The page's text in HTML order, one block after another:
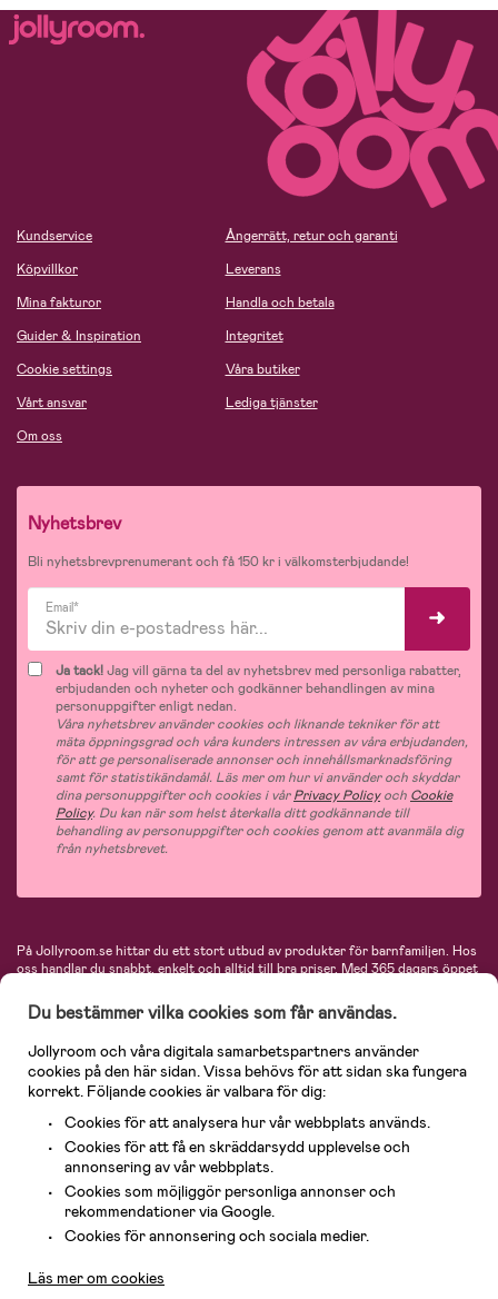
Kundservice
Köpvillkor
Mina fakturor
Guider & Inspiration
Cookie settings
Vårt ansvar
Om oss
Ångerrätt, retur och garanti
Leverans
Handla och betala
Integritet
Våra butiker
Lediga tjänster
Nyhetsbrev
Bli nyhetsbrevprenumerant och få 150 kr i välkomsterbjudande!
Email*
Ja tack!Jag vill gärna ta del av nyhetsbrev med personliga rabatter,
erbjudanden och nyheter och godkänner behandlingen av mina
personuppgifter enligt nedan.
Våra nyhetsbrev använder cookies och liknande tekniker för att
mäta öppningsgrad och våra kunders intressen av våra erbjudanden,
för att ge personaliserade annonser och innehållsmarknadsföring
samt för statistikändamål. Läs mer om hur vi använder och skyddar
dina personuppgifter och cookies i vårPrivacy Policyoch Cookie
Policy. Du kan när som helst återkalla ditt godkännande till
behandling av personuppgifter och cookies genom att avanmäla dig
från nyhetsbrevet.
På Jollyroom.se hittar du ett stort utbud av produkter för barnfamiljen. Hos
oss handlar du snabbt, enkelt och alltid till bra priser.Med 365 dagars öppet
hos oss. I vårt sortiment hittar du barnvagnar, bilstolar, kläder för barn och
baby, produkter för mamman, massor av inspirerande inredning, leksaker,
babyprodukter och mycket mer. Vi erbjuder produkter från välkända
varumärken så som Britax, Maxi-Cosi, Baby Jogger, BabyBjörn, Didriksons,
KidKraft, Ergobaby, Philips Avent, Neonate, Cybex, LEGO och många fler.
Välkommen in och kika runt i Nordens största barn- och babybutik på nätet!
Du bestämmer vilka cookies som får användas.
Jollyroom och våra digitala samarbetspartners använder
cookies på den här sidan. Vissa behövs för att sidan ska fungera
korrekt. Följande cookies är valbara för dig:
Cookies för att analysera hur vår webbplats används.
Cookies för att få en skräddarsydd upplevelse och
annonsering av vår webbplats.
Cookies som möjliggör personliga annonser och
rekommendationer via Google.
Cookies för annonsering och sociala medier.
Läs mer om cookies